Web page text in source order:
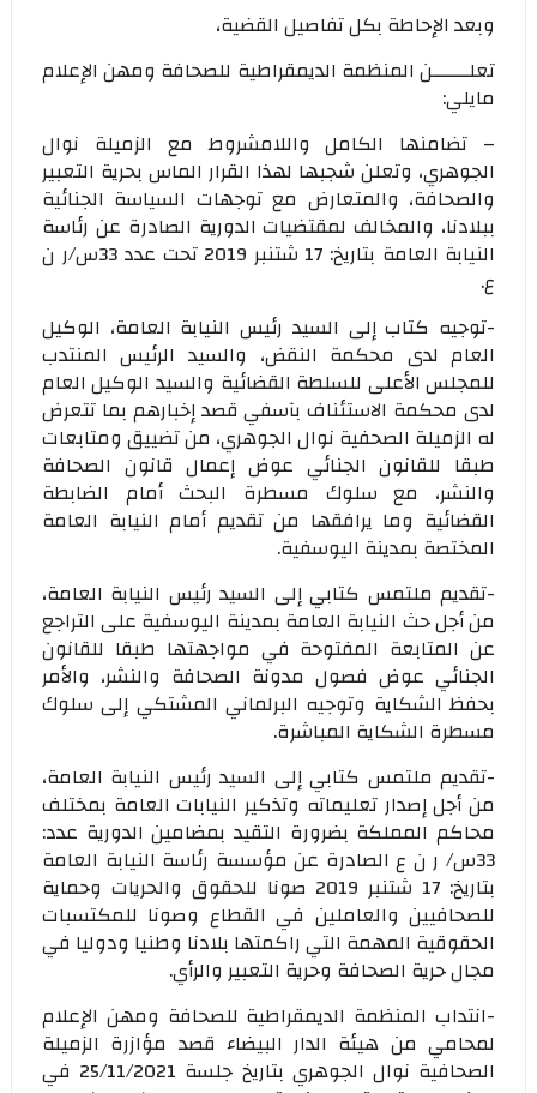
وبعد الإحاطة بكل تفاصيل القضية،
تعلــــــن المنظمة الديمقراطية للصحافة ومهن الإعلام
مايلي:
– تضامنها الكامل واللامشروط مع الزميلة نوال
الجوهري، وتعلن شجبها لهذا القرار الماس بحرية التعبير
والصحافة، والمتعارض مع توجهات السياسة الجنائية
ببلادنا، والمخالف لمقتضيات الدورية الصادرة عن رئاسة
النيابة العامة بتاريخ: 17 شتنبر 2019 تحت عدد 33س/ر ن
ع.
-توجيه كتاب إلى السيد رئيس النيابة العامة، الوكيل
العام لدى محكمة النقض، والسيد الرئيس المنتدب
للمجلس الأعلى للسلطة القضائية والسيد الوكيل العام
لدى محكمة الاستئناف بآسفي قصد إخبارهم بما تتعرض
له الزميلة الصحفية نوال الجوهري، من تضييق ومتابعات
طبقا للقانون الجنائي عوض إعمال قانون الصحافة
والنشر، مع سلوك مسطرة البحث أمام الضابطة
القضائية وما يرافقها من تقديم أمام النيابة العامة
المختصة بمدينة اليوسفية.
-تقديم ملتمس كتابي إلى السيد رئيس النيابة العامة،
من أجل حث النيابة العامة بمدينة اليوسفية على التراجع
عن المتابعة المفتوحة في مواجهتها طبقا للقانون
الجنائي عوض فصول مدونة الصحافة والنشر، والأمر
بحفظ الشكاية وتوجيه البرلماني المشتكي إلى سلوك
مسطرة الشكاية المباشرة.
-تقديم ملتمس كتابي إلى السيد رئيس النيابة العامة،
من أجل إصدار تعليماته وتذكير النيابات العامة بمختلف
محاكم المملكة بضرورة التقيد بمضامين الدورية عدد:
33س/ ر ن ع الصادرة عن مؤسسة رئاسة النيابة العامة
بتاريخ: 17 شتنبر 2019 صونا للحقوق والحريات وحماية
للصحافيين والعاملين في القطاع وصونا للمكتسبات
الحقوقية المهمة التي راكمتها بلادنا وطنيا ودوليا في
مجال حرية الصحافة وحرية التعبير والرأي.
-انتداب المنظمة الديمقراطية للصحافة ومهن الإعلام
لمحامي من هيئة الدار البيضاء قصد مؤازرة الزميلة
الصحافية نوال الجوهري بتاريخ جلسة 25/11/2021 في